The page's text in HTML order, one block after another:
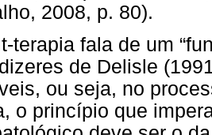
2008, p. 80).
terapia fala de um
de Delisle
ou seja, no
o princípio que